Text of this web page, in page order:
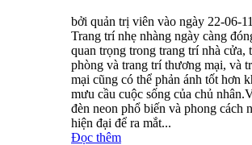
bởi quản trị viên vào ngày 22-06-11
Trang trí nhẹ nhàng ngày càng
quan trọng trong trang trí nhà cửa,
phòng và trang trí thương mại, và
mại cũng có thể phản ánh tốt hơn
mưu cầu cuộc sống của chủ
đèn neon phổ biến và phong cách
hiện đại để ra mắt...
Đọc thêm